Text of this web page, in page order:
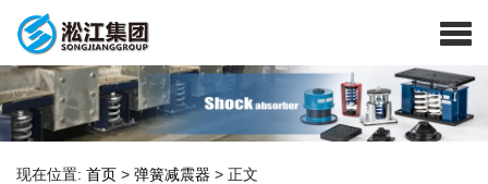
现在位置: 首页 > 弹簧减震器 > 正文